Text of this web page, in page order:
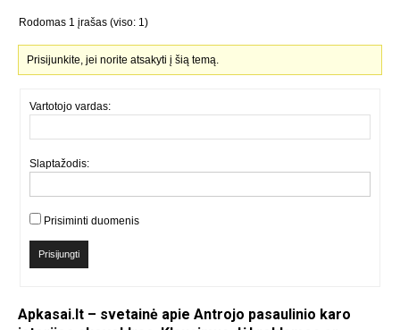
Rodomas 1 įrašas (viso: 1)
Prisijunkite, jei norite atsakyti į šią temą.
Vartotojo vardas:
Slaptažodis:
Prisiminti duomenis
Prisijungti
Apkasai.lt – svetainė apie Antrojo pasaulinio karo